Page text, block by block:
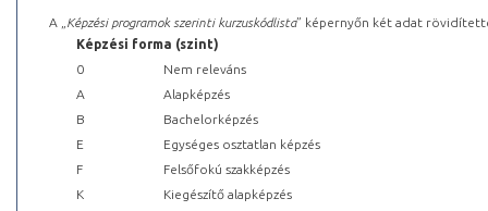
A „ Képzési programok szerinti kurzuskódlista” képernyőn két adat
Képzési forma (szint)
0
Nem releváns
A
Alapképzés
B
Bachelorképzés
E
Egységes osztatlan képzés
F
Felsőfokú szakképzés
K
Kiegészítő alapképzés